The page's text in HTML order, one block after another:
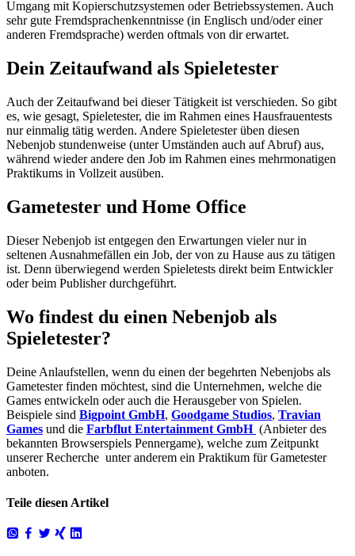
Umgang mit Kopierschutzsystemen oder Betriebssystemen. Auch
sehr gute Fremdsprachenkenntnisse (in Englisch und/oder einer
anderen Fremdsprache) werden oftmals von dir erwartet.
Dein Zeitaufwand als Spieletester
Auch der Zeitaufwand bei dieser Tätigkeit ist verschieden. So gibt
es, wie gesagt, Spieletester, die im Rahmen eines Hausfrauentests
nur einmalig tätig werden. Andere Spieletester üben diesen
Nebenjob stundenweise (unter Umständen auch auf Abruf) aus,
während wieder andere den Job im Rahmen eines mehrmonatigen
Praktikums in Vollzeit ausüben.
Gametester und Home Office
Dieser Nebenjob ist entgegen den Erwartungen vieler nur in
seltenen Ausnahmefällen ein Job, der von zu Hause aus zu tätigen
ist. Denn überwiegend werden Spieletests direkt beim Entwickler
oder beim Publisher durchgeführt.
Wo findest du einen Nebenjob als
Spieletester?
Deine Anlaufstellen, wenn du einen der begehrten Nebenjobs als
Gametester finden möchtest, sind die Unternehmen, welche die
Games entwickeln oder auch die Herausgeber von Spielen.
Beispiele sind Bigpoint GmbH, Goodgame Studios, Travian
Games und die Farbflut Entertainment GmbH (Anbieter des
bekannten Browserspiels Pennergame), welche zum Zeitpunkt
unserer Recherche unter anderem ein Praktikum für Gametester
anboten.
Teile diesen Artikel